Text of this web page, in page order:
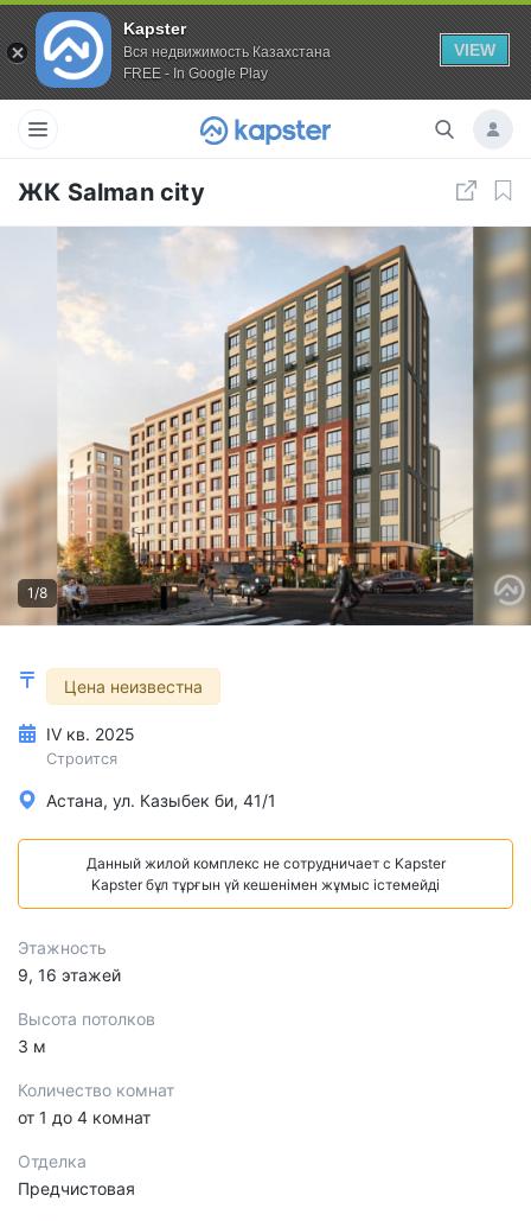
Kapster
Вся недвижимость Казахстана
FREE - In Google Play
VIEW
ЖК Salman city
1/8
Цена неизвестна
IV кв. 2025
Строится
Астана, ул. Казыбек би, 41/1
Данный жилой комплекс не сотрудничает с Kapster
Kapster бұл тұрғын үй кешенімен жұмыс істемейді
Этажность
9, 16 этажей
Высота потолков
3 м
Количество комнат
от 1 до 4 комнат
Отделка
Предчистовая